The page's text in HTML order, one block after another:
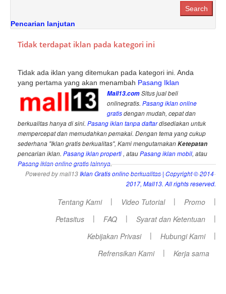
Pencarian lanjutan
Tidak terdapat iklan pada kategori ini
Tidak ada iklan yang ditemukan pada kategori ini. Anda
yang pertama yang akan menambah Pasang Iklan
Mall13.comSitus jual beli
onlinegratis.Pasang iklan online
gratisdengan mudah, cepat dan
berkualitas hanya di sini. Pasang iklan tanpa daftardisediakan untuk
mempercepat dan memudahkan pemakai. Dengan tema yang cukup
sederhana "Iklan gratis berkualitas", Kami mengutamakanKetepatan
pencarian iklan. Pasang iklan properti , atauPasang iklan mobil, atau
Pasang iklan online gratis lainnya.
Powered by mall13Iklan Gratis online berkualitas| Copyright © 2014-
2017, Mall13. All rights reserved.
Tentang Kami | Video Tutorial | Promo
|
Petasitus
| FAQ | Syarat dan Ketentuan
|
Kebijakan Privasi
| Hubungi Kami
|
Refrensikan Kami
| Kerja sama